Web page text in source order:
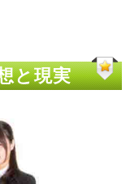
と現実